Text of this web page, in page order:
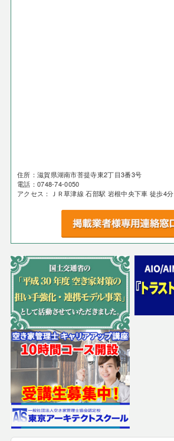
住所：滋賀県湖南市菩提寺東2丁目3番3号
電話：0748-74-0050
アクセス：ＪＲ草津線 石部駅 岩根中央下車 徒歩4分